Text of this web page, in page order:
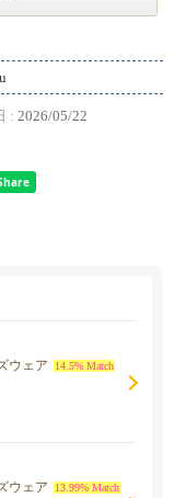
: 2026/05/22
ウェア 14.5% Match
ウェア 13.99% Match